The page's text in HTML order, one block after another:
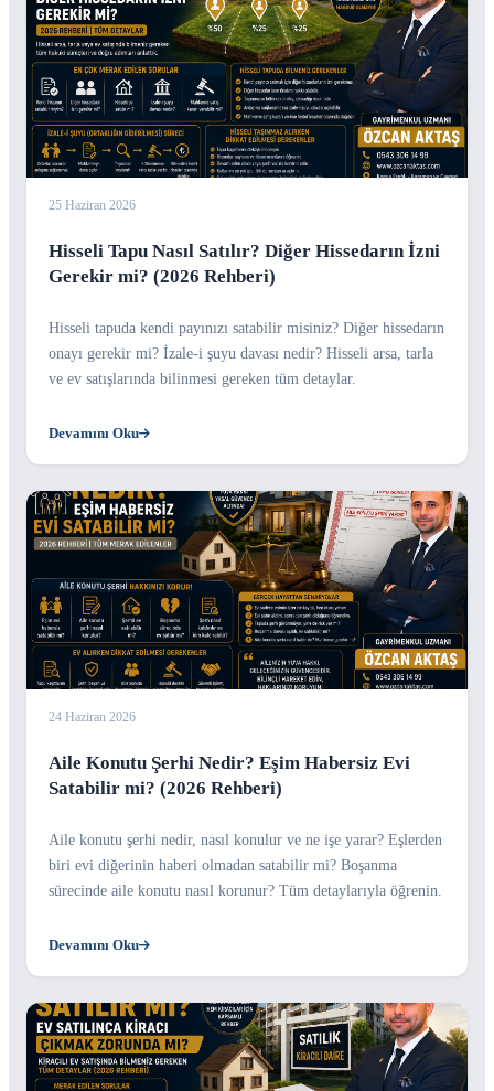
25 Haziran 2026
Hisseli Tapu Nasıl Satılır? Diğer Hissedarın İzni
Gerekir mi? (2026 Rehberi)
Hisseli tapuda kendi payınızı satabilir misiniz? Diğer hissedarın
onayı gerekir mi? İzale-i şuyu davası nedir? Hisseli arsa, tarla
ve ev satışlarında bilinmesi gereken tüm detaylar.
Devamını Oku
24 Haziran 2026
Aile Konutu Şerhi Nedir? Eşim Habersiz Evi
Satabilir mi? (2026 Rehberi)
Aile konutu şerhi nedir, nasıl konulur ve ne işe yarar? Eşlerden
biri evi diğerinin haberi olmadan satabilir mi? Boşanma
sürecinde aile konutu nasıl korunur? Tüm detaylarıyla öğrenin.
Devamını Oku